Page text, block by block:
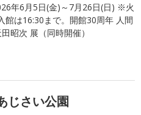
年6月5日(金)～7月26日(日) ※火
館は16:30まで。開館30周年 人間
昭次 展（同時開催）
じさい公園